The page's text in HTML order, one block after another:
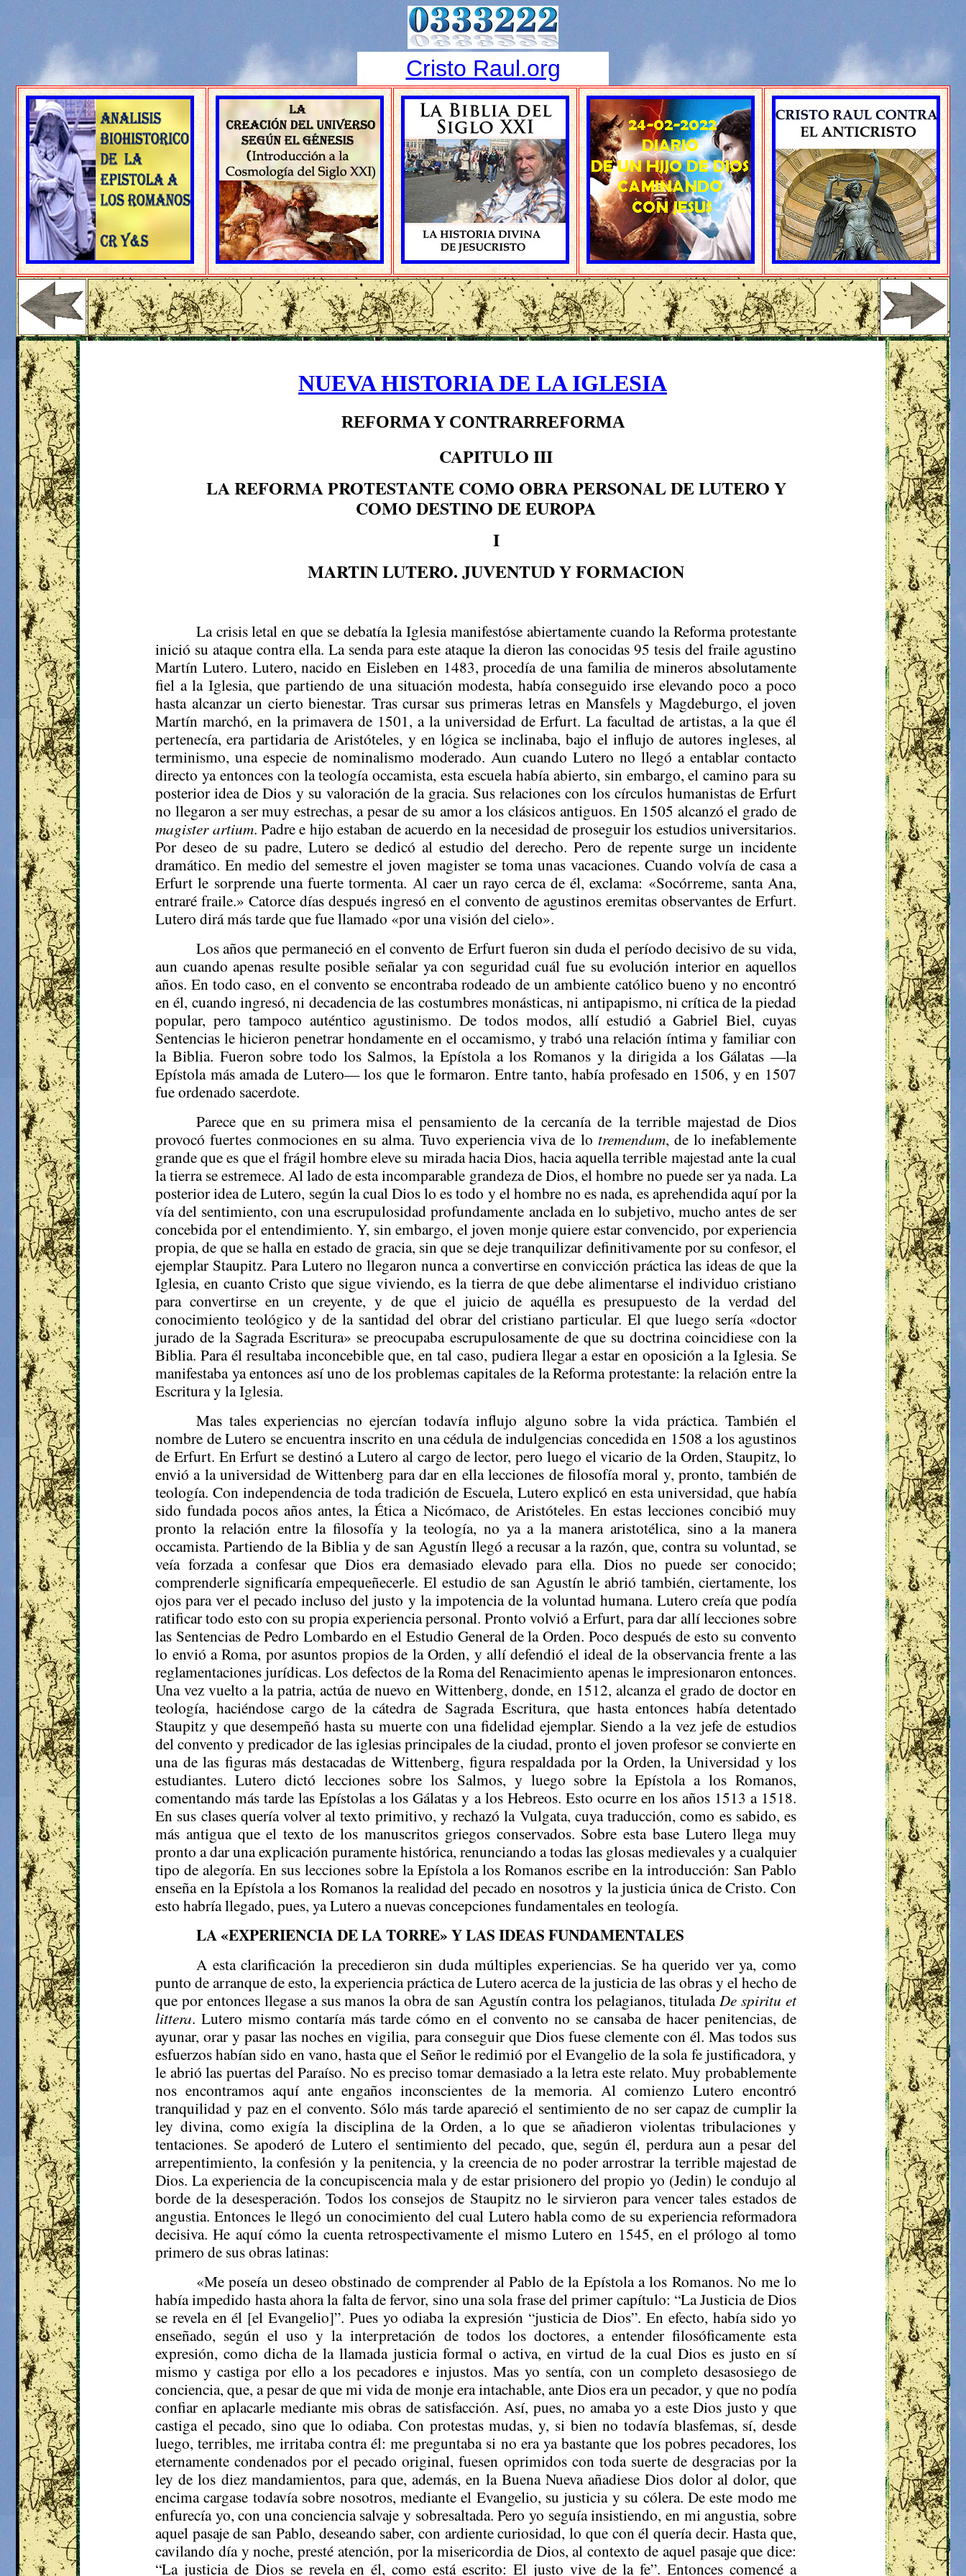
Cristo Raul.org
NUEVA HISTORIA DE LA IGLESIA
REFORMA Y CONTRARREFORMA
CAPITULO III
LA REFORMA PROTESTANTE COMO OBRA PERSONAL DE LUTERO Y
COMO DESTINO DE EUROPA
I
MARTIN LUTERO. JUVENTUD Y FORMACION
La crisis letal en que se debatía la Iglesiamanifestóse abiertamente cuando la Reforma protestante
inició su ataque contra ella. La senda para este ataque la dieron las conocidas 95 tesis del fraile agustino
Martín Lutero. Lutero, nacido en Eisleben en 1483, procedía de una familia de mineros absolutamente
fiel a la Iglesia, que partiendo de una situación modesta, había conseguido irse elevando poco a poco
hasta alcanzar un cierto bienestar. Tras cursar sus primeras letras en Mansfelsy Magdeburgo, el joven
Martín marchó, en la primavera de 1501, a la universidad de Erfurt. La facultad de artistas, a la que él
pertenecía, era partidaria de Aristóteles, y en lógica se inclinaba, bajo el influjo de autores ingleses, al
terminismo, una especie de nominalismo moderado. Aun cuando Lutero no llegó a entablar contacto
directo ya entonces con la teologíaoccamista, esta escuela había abierto, sin embargo, el camino para su
posterior idea de Dios y su valoración de la gracia. Sus relaciones con los círculos humanistas de Erfurt
no llegaron a ser muy estrechas, a pesar de su amor a los clásicos antiguos. En 1505 alcanzó el grado de
magisterartium. Padre e hijo estaban de acuerdo en la necesidad de proseguir los estudios universitarios.
Por deseo de su padre, Lutero se dedicó al estudio del derecho. Pero de repente surge un incidente
dramático. En medio del semestre el joven magister se toma unas vacaciones. Cuando volvía de casa a
Erfurt le sorprende una fuerte tormenta. Al caer un rayo cerca de él, exclama: «Socórreme, santa Ana,
entraré fraile.» Catorce días después ingresó en el convento de agustinos eremitas observantes de Erfurt.
Lutero dirá más tarde que fue llamado «por una visión del cielo».
Los años que permaneció en el convento de Erfurt fueron sin duda el período decisivo de su vida,
aun cuando apenas resulte posible señalar ya con seguridad cuál fue su evolución interior en aquellos
años. En todo caso, en el convento se encontraba rodeado de un ambiente católico bueno y no encontró
en él, cuando ingresó, ni decadencia de las costumbres monásticas, ni antipapismo, ni crítica de la piedad
popular, pero tampoco auténticoagustinismo. De todos modos, allí estudió a GabrielBiel, cuyas
Sentencias le hicieron penetrar hondamente en el occamismo, y trabó una relación íntima y familiar con
la Biblia. Fueron sobre todo los Salmos, la Epístola a los Romanos y la dirigida a los Gálatas —la
Epístola más amada de Lutero— los que le formaron. Entre tanto, había profesado en 1506, y en 1507
fue ordenado sacerdote.
Parece que en su primera misa el pensamiento de la cercanía de la terrible majestad de Dios
provocó fuertes conmociones en su alma. Tuvo experiencia viva de lo tremendum, de lo inefablemente
grande que es que el frágil hombre eleve su mirada hacia Dios, hacia aquella terrible majestad ante la cual
la tierra se estremece. Al lado de esta incomparable grandeza de Dios, el hombre no puede ser ya nada. La
posterior idea de Lutero, según la cual Dios lo es todo y el hombre no es nada, es aprehendida aquí por la
vía del sentimiento, con una escrupulosidad profundamente anclada en lo subjetivo, mucho antes de ser
concebida por el entendimiento. Y, sin embargo, el joven monje quiere estar convencido, por experiencia
propia, de que se halla en estado de gracia, sin que se deje tranquilizar definitivamente por su confesor, el
ejemplar Staupitz. Para Lutero no llegaron nunca a convertirse en convicción práctica las ideas de que la
Iglesia, en cuanto Cristo que sigue viviendo, es la tierra de que debe alimentarse el individuo cristiano
para convertirse en un creyente, y de que el juicio de aquélla es presupuesto de la verdad del
conocimiento teológico y de la santidad del obrar del cristiano particular. El que luego sería «doctor
jurado de la Sagrada Escritura» se preocupaba escrupulosamente de que su doctrina coincidiese con la
Biblia. Para él resultaba inconcebible que, en tal caso, pudiera llegar a estar en oposición a la Iglesia. Se
manifestaba ya entonces así uno de los problemas capitales de la Reforma protestante: la relación entre la
Escritura y la Iglesia.
Mastales experiencias no ejercían todavía influjo alguno sobre la vida práctica. También el
nombre de Lutero se encuentra inscrito en una cédula de indulgencias concedida en 1508 a los agustinos
de Erfurt. En Erfurt se destinó a Lutero al cargo de lector, pero luego el vicario de la Orden, Staupitz, lo
envió a la universidad deWittenberg para dar en ella lecciones de filosofía moral y, pronto, también de
teología. Con independencia de toda tradición de Escuela, Lutero explicó en esta universidad, que había
sido fundada pocos años antes, la Ética a Nicómaco, de Aristóteles. En estas lecciones concibió muy
pronto la relación entre la filosofía y la teología, no ya a la manera aristotélica, sino a la manera
occamista. Partiendo de la Biblia y de san Agustín llegó a recusar a la razón, que, contra su voluntad, se
veía forzada a confesar que Dios era demasiado elevado para ella. Dios no puede ser conocido;
comprenderle significaría empequeñecerle. El estudio de san Agustín le abrió también, ciertamente, los
ojos para ver el pecado incluso del justo y la impotencia de la voluntad humana. Lutero creía que podía
ratificar todo esto con su propia experiencia personal. Pronto volvió a Erfurt, para dar allí lecciones sobre
las Sentencias de Pedro Lombardo en el Estudio General de la Orden. Poco después de esto su convento
lo envió a Roma, por asuntos propios de la Orden, y allí defendió el ideal de la observancia frente a las
reglamentaciones jurídicas. Los defectos de la Roma del Renacimiento apenas le impresionaron entonces.
Una vez vuelto a la patria, actúa de nuevo en Wittenberg, donde, en 1512, alcanza el grado de doctor en
teología, haciéndose cargo de la cátedra de Sagrada Escritura, que hasta entonces había detentado
Staupitz y que desempeñó hasta su muerte con una fidelidad ejemplar. Siendo a la vez jefe de estudios
del convento y predicador de las iglesias principales de la ciudad, pronto el joven profesor se convierte en
una de las figuras más destacadas deWittenberg, figura respaldada por la Orden, la Universidad y los
estudiantes. Lutero dictó lecciones sobre los Salmos, y luego sobre la Epístola a los Romanos,
comentando más tarde las Epístolas a los Gálatas y a los Hebreos. Esto ocurre en los años 1513 a 1518.
En sus clases quería volver al texto primitivo, y rechazó la Vulgata, cuya traducción, como es sabido, es
más antigua que el texto de los manuscritos griegos conservados. Sobre esta base Lutero llega muy
pronto a dar una explicación puramente histórica, renunciando a todas las glosas medievales y a cualquier
tipo de alegoría. En sus lecciones sobre la Epístola a los Romanos escribe en la introducción: San Pablo
enseña en la Epístola a los Romanos la realidad del pecado en nosotros y la justicia única de Cristo. Con
esto habría llegado, pues, ya Lutero a nuevas concepciones fundamentales en teología.
LA «EXPERIENCIA DE LA TORRE» Y LAS IDEAS FUNDAMENTALES
A esta clarificación la precedieron sin duda múltiples experiencias. Se ha querido ver ya, como
punto de arranque de esto, la experiencia práctica de Lutero acerca de la justicia de las obras y el hecho de
que por entonces llegase a sus manos la obra de san Agustín contra los pelagianos, titulada Despiritu et
littera. Lutero mismo contaría más tarde cómo en el convento no se cansaba de hacer penitencias, de
ayunar, orar y pasar las noches en vigilia, para conseguir que Dios fuese clemente con él. Mastodos sus
esfuerzos habían sido en vano, hasta que el Señor le redimió por el Evangelio de la sola fe justificadora, y
le abrió las puertas del Paraíso. No es preciso tomar demasiado a la letra este relato. Muy probablemente
nos encontramos aquí ante engaños inconscientes de la memoria. Al comienzo Lutero encontró
tranquilidad y paz en el convento. Sólo más tarde apareció el sentimiento de no ser capaz de cumplir la
ley divina, como exigía la disciplina de la Orden, a lo que se añadieron violentas tribulaciones y
tentaciones. Se apoderó de Lutero el sentimiento del pecado, que, según él, perdura aun a pesar del
arrepentimiento, la confesión y la penitencia, y la creencia de no poder arrostrar la terrible majestad de
Dios. La experiencia de la concupiscencia mala y de estar prisionero del propio yo (Jedin) le condujo al
borde de la desesperación. Todos los consejos de Staupitzno le sirvieron para vencer tales estados de
angustia. Entonces le llegó un conocimiento del cual Lutero habla como de su experiencia reformadora
decisiva. He aquí cómo la cuenta retrospectivamente el mismo Lutero en 1545, en el prólogo al tomo
primero de sus obras latinas:
«Me poseía un deseo obstinado de comprender al Pablo de la Epístola a los Romanos. No me lo
había impedido hasta ahora la falta de fervor, sino una sola frase del primer capítulo: “La Justicia de Dios
se revela en él [el Evangelio]”. Pues yo odiaba la expresión “justicia de Dios”. En efecto, había sido yo
enseñado, según el uso y la interpretación de todos los doctores, a entender filosóficamente esta
expresión, como dicha de la llamada justicia formal o activa, en virtud de la cual Dios es justo en sí
mismo y castiga por ello a los pecadores e injustos. Mas yo sentía, con un completo desasosiego de
conciencia, que, a pesar de que mi vida de monje era intachable, ante Dios era un pecador, y que no podía
confiar en aplacarle mediante mis obras de satisfacción. Así, pues, no amaba yo a este Dios justo y que
castiga el pecado, sino que lo odiaba. Con protestas mudas, y, si bien no todavía blasfemas, sí, desde
luego, terribles, me irritaba contra él: me preguntaba si no era ya bastante que los pobres pecadores, los
eternamente condenados por el pecado original, fuesen oprimidos con toda suerte de desgracias por la
ley de los diez mandamientos, para que, además, en la Buena Nueva añadiese Dios dolor al dolor, que
encima cargase todavía sobre nosotros, mediante el Evangelio, su justicia y su cólera. De este modo me
enfurecía yo, con una conciencia salvaje y sobresaltada. Pero yo seguía insistiendo, en mi angustia, sobre
aquel pasaje de san Pablo, deseando saber, con ardiente curiosidad, lo que con él quería decir. Hasta que,
cavilando día y noche, presté atención, por la misericordia de Dios, al contexto de aquel pasaje que dice:
“La justicia de Dios se revela en él, como está escrito: El justo vive de la fe”. Entonces comencé a